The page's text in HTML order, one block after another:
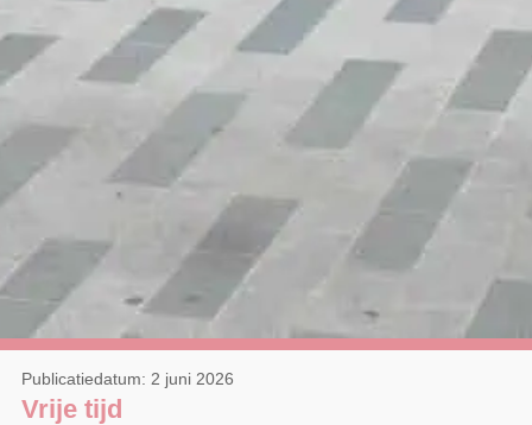
Vrije tijd
Publicatiedatum: 2 juni 2026